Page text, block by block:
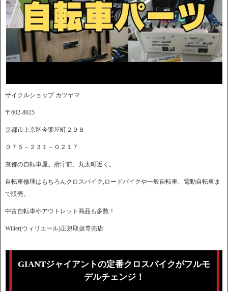
サイクルショップ カツヤマ
〒602-8025
京都市上京区今薬屋町２９８
０７５－２３１－０２１７
京都の自転車屋。府庁前、丸太町近く。
自転車修理はもちろんクロスバイク,ロードバイクや一般自転車、電動自転車ま
で販売。
中古自転車やアウトレット商品も多数！
Wilier(ウィリエール)正規取扱専売店
GIANTジャイアントの定番クロスバイクがフルモ
デルチェンジ！